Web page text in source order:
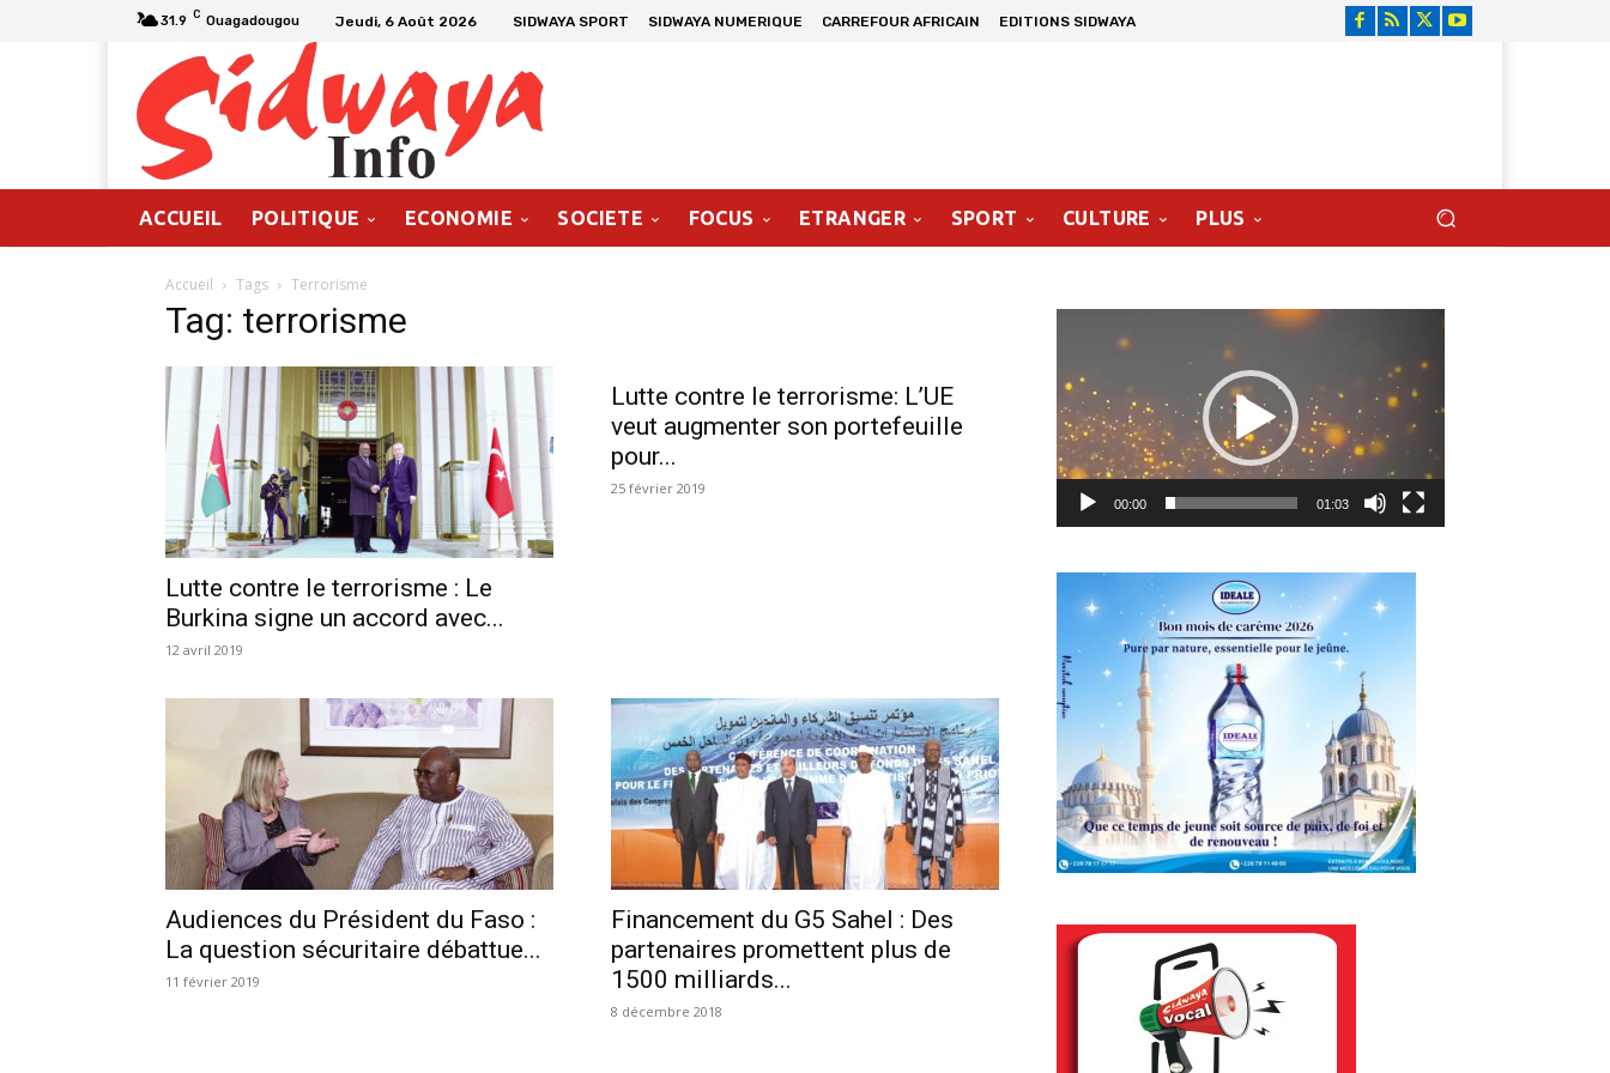
31.9 C Ouagadougou Jeudi, 6 Août 2026 SIDWAYA SPORT SIDWAYA NUMERIQUE CARREFOUR AFRICAIN EDITIONS SIDWAYA
ACCUEIL POLITIQUE ECONOMIE SOCIETE FOCUS ETRANGER SPORT CULTURE PLUS
Accueil Tags Terrorisme
Tag: terrorisme
Lutte contre le terrorisme : Le
Burkina signe un accord avec...
12 avril 2019
Lutte contre le terrorisme: L’UE
veut augmenter son portefeuille
pour...
25 février 2019
Audiences du Président du Faso :
La question sécuritaire débattue...
11 février 2019
Financement du G5 Sahel : Des
partenaires promettent plus de
1500 milliards...
8 décembre 2018
00:00 01:03